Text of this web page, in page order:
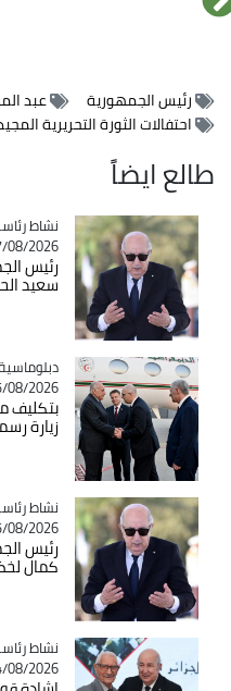
رئيس الجمهورية
عبد
احتفالات الثورة التحريرية المجيدة
طالع ايضاً
Catégorie
نشاط رئاسي
07/08/2026 - 15:34
رئيس
سعيد
Catégorie
دبلوماسية
05/08/2026 - 20:59
بتكليف
زيارة
Catégorie
نشاط رئاسي
05/08/2026 - 12:52
رئيس
كمال لخضر
Catégorie
نشاط رئاسي
04/08/2026 - 21:21